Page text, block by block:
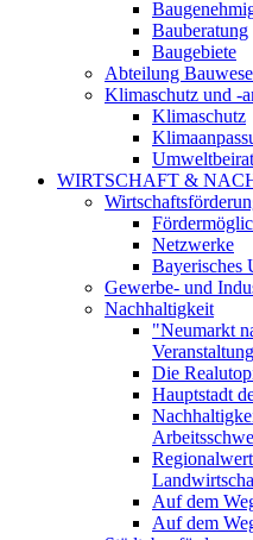
Bauberatung
Baugebiete
Abteilung
Klimaschutz und -
Klimaschutz
Umweltbeirat
WIRTSCHAFT &
Netzwerke
Bayerisches
Gewerbe- und
Nachhaltigkeit
"Neumarkt
Die
Hauptstadt
Auf dem
Auf dem